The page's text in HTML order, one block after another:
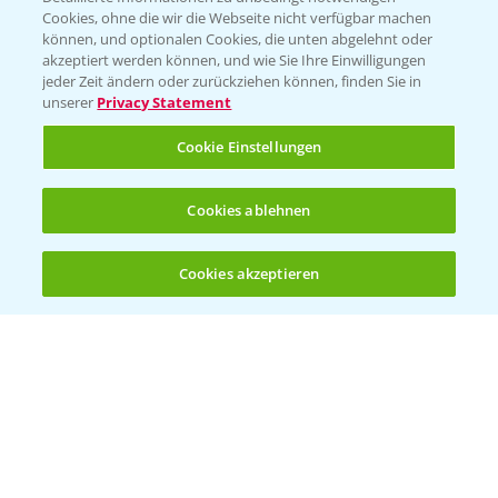
(noch 4)
KONTAKT
Hilfe in Notfällen
T.+49 (0)214/30-20220
Folgen Sie uns
Cookies, ohne die wir die Webseite nicht verfügbar machen
können, und optionalen Cookies, die unten abgelehnt oder
akzeptiert werden können, und wie Sie Ihre Einwilligungen
jeder Zeit ändern oder zurückziehen können, finden Sie in
unserer Privacy Statement
Cookie Einstellungen
Cookies ablehnen
Cookies akzeptieren